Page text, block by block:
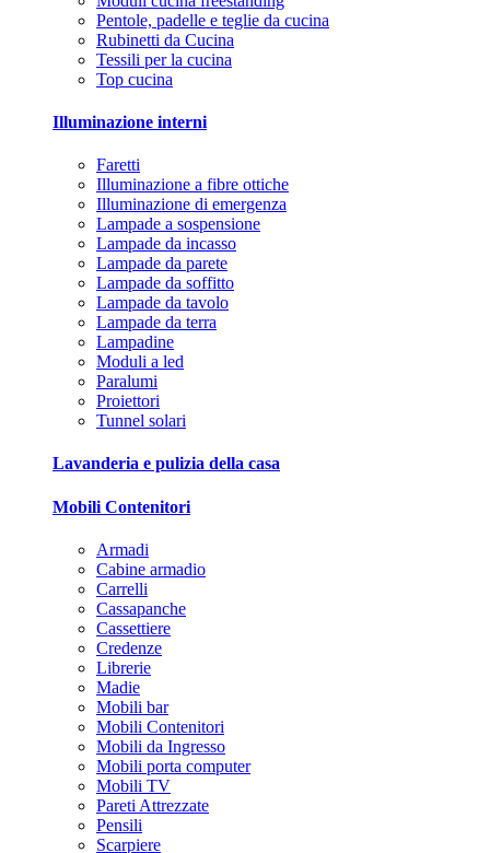
Pentole, padelle e teglie da cucina
Rubinetti da Cucina
Tessili per la cucina
Top cucina
Illuminazione interni
Faretti
Illuminazione a fibre ottiche
Illuminazione di emergenza
Lampade a sospensione
Lampade da incasso
Lampade da parete
Lampade da soffitto
Lampade da tavolo
Lampade da terra
Lampadine
Moduli a led
Paralumi
Proiettori
Tunnel solari
Lavanderia e pulizia della casa
Mobili Contenitori
Armadi
Cabine armadio
Carrelli
Cassapanche
Cassettiere
Credenze
Librerie
Madie
Mobili bar
Mobili Contenitori
Mobili da Ingresso
Mobili porta computer
Mobili TV
Pareti Attrezzate
Pensili
Scarpiere